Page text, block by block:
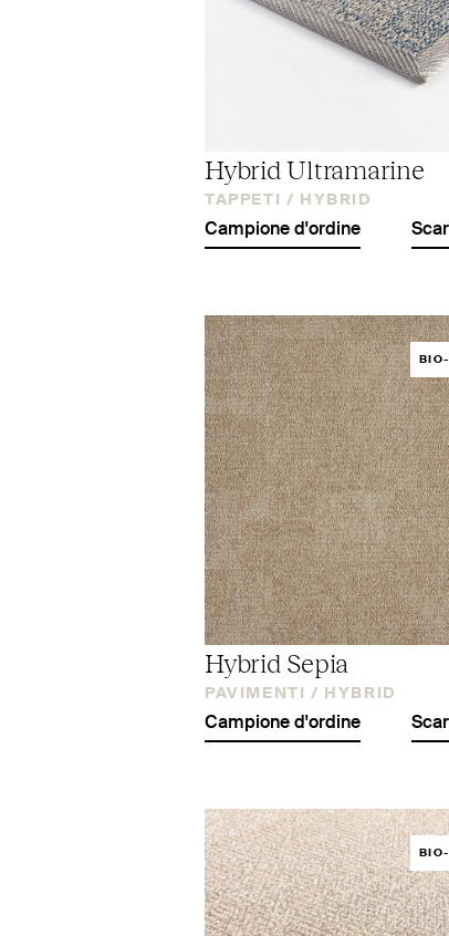
Hybrid Ultramarine
TAPPETI / HYBRID
Campione d'ordine
Hybrid Sepia
PAVIMENTI / HYBRID
Campione d'ordine